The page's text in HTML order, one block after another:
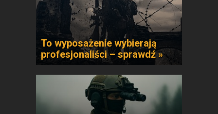
To wyposażenie wybierają
profesjonaliści – sprawdź »